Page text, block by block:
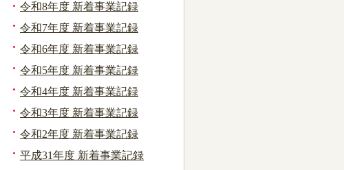
令和8年度 新着事業記録
令和7年度 新着事業記録
令和6年度 新着事業記録
令和5年度 新着事業記録
令和4年度 新着事業記録
令和3年度 新着事業記録
令和2年度 新着事業記録
平成31年度 新着事業記録